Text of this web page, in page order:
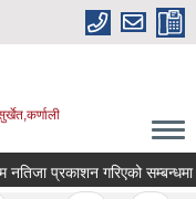
प्रकाशन गरिएको सम्बन्धमा ।